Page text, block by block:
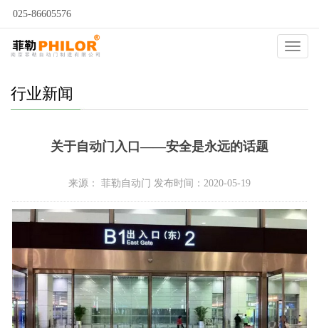
025-86605576
自动门
行业新闻
关于自动门入口——安全是永远的话题
来源： 菲勒自动门 发布时间：2020-05-19